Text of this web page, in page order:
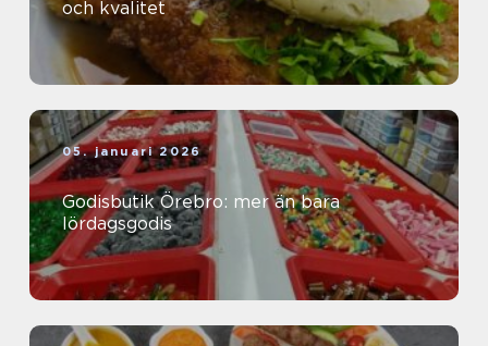
och kvalitet
05. januari 2026
Godisbutik Örebro: mer än bara
lördagsgodis